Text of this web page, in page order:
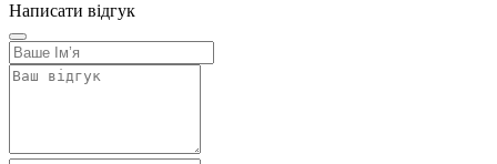
Написати відгук